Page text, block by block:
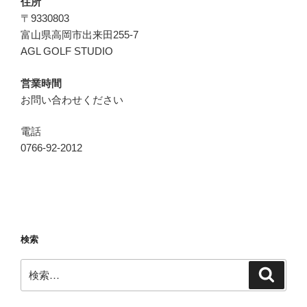
〒9330803
富山県高岡市出来田255-7
AGL GOLF STUDIO
営業時間
お問い合わせください
電話
0766-92-2012
検索
索: